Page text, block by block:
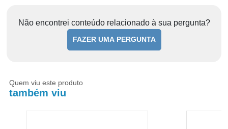
Não encontrei conteúdo relacionado à sua pergunta?
FAZER UMA PERGUNTA
Quem viu este produto
também viu